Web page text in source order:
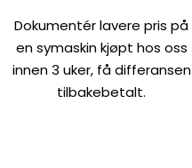
Dokumentér lavere pris på
en symaskin kjøpt hos oss
innen 3 uker, få differansen
tilbakebetalt.